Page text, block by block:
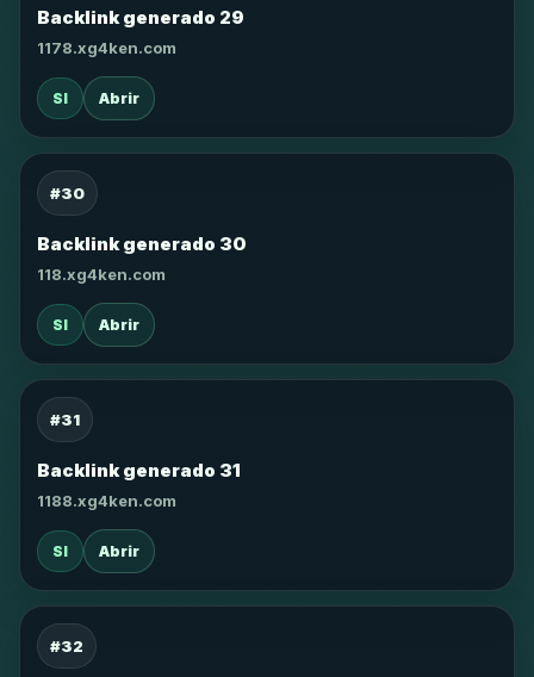
Backlink generado 29
1178.xg4ken.com
SI Abrir
#30
Backlink generado 30
118.xg4ken.com
SI Abrir
#31
Backlink generado 31
1188.xg4ken.com
SI Abrir
#32